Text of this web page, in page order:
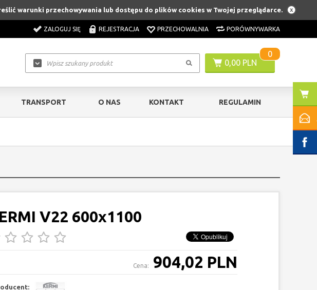
warunki przechowywania lub dostępu do plików cookies w Twojej przeglądarce.
ZALOGUJ SIĘ REJESTRACJA PRZECHOWALNIA PORÓWNYWARKA
0,00 PLN
0
TRANSPORT O NAS KONTAKT REGULAMIN
V22 600x1100
Cena: 904,02 PLN